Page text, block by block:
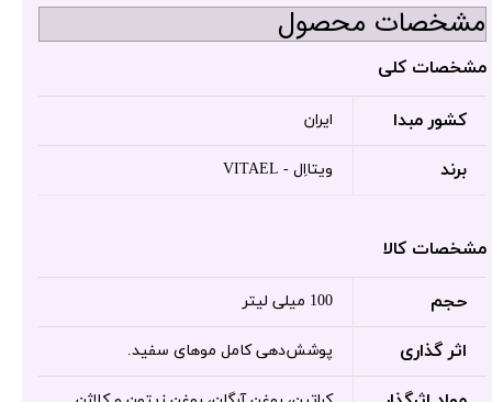
مشخصات محصول
مشخصات کلی
کشور مبدا ایران
برند ویتااِل - VITAEL
مشخصات کالا
حجم 100 میلی لیتر
اثر گذاری پوشش‌دهی کامل موهای سفید.